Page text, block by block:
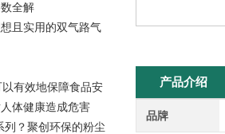
产品介绍
品牌
全解
且实用的双气路气
有效地保障食品安
体健康造成危害
？聚创环保的粉尘